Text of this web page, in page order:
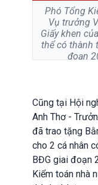
Phó Tổng
Vụ trưởng
Giấy khen
thể có thành
đoạn
Cũng tại Hội
Anh Thơ -
đã trao tặng
cho 2 cá nhân
BĐG giai đoạn
Kiểm toán nhà